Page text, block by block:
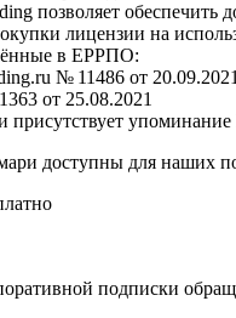
позволяет
лицензии на
в ЕРРПО:
№ 11486 от
от 25.08.2021
присутствует
доступны для наших
подписки